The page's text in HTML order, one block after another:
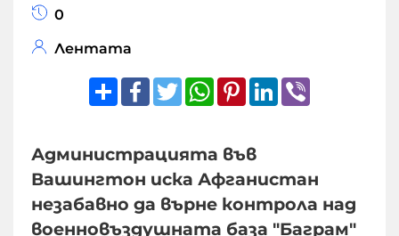
0
Лентата
ShareFacebook
TwitterWhatsApp
Pinterest
LinkedIn
Администрацията във
Вашингтон иска Афганистан
незабавно да върне контрола над
военновъздушната база "Баграм"